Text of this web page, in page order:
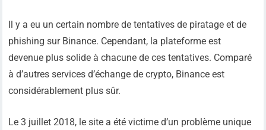
Il y a eu un certain nombre de tentatives de piratage et de
phishing sur Binance. Cependant, la plateforme est
devenue plus solide à chacune de ces tentatives. Comparé
à d’autres services d’échange de crypto, Binance est
considérablement plus sûr.
Le 3 juillet 2018, le site a été victime d’un problème unique